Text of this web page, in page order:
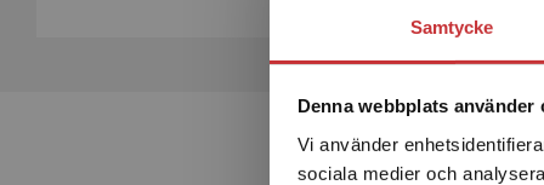
Samtycke
Denna webbplats använder
Vi använder
sociala medier och
mathematical models from measured system inputs
The text is related to the Swedish text Modellbygge